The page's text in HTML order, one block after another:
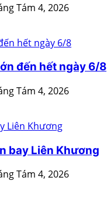
Tám 4, 2026
đến hết ngày 6/8
Tám 4, 2026
bay Liên Khương
Tám 4, 2026